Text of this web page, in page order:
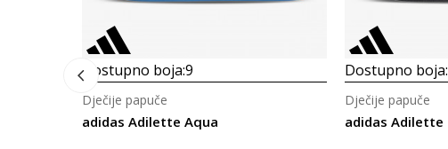
Dostupno boja:9
adidas Adilette Aqua
Dječije papuče
Dostupno boja:
adidas Adilette
Dječije papuče